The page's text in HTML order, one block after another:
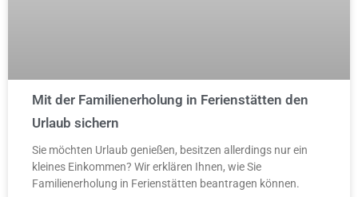
Mit der Familienerholung in Ferienstätten den
Urlaub sichern
Sie möchten Urlaub genießen, besitzen allerdings nur ein
kleines Einkommen? Wir erklären Ihnen, wie Sie
Familienerholung in Ferienstätten beantragen können.